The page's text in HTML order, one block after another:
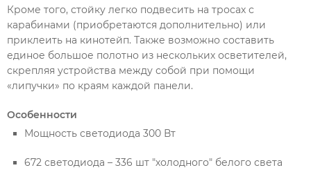
Кроме того, стойку легко подвесить на тросах с
карабинами (приобретаются дополнительно) или
приклеить на кинотейп. Также возможно составить
единое большое полотно из нескольких осветителей,
скрепляя устройства между собой при помощи
«липучки» по краям каждой панели.
Особенности
Мощность светодиода 300 Вт
672 светодиода – 336 шт "холодного" белого света